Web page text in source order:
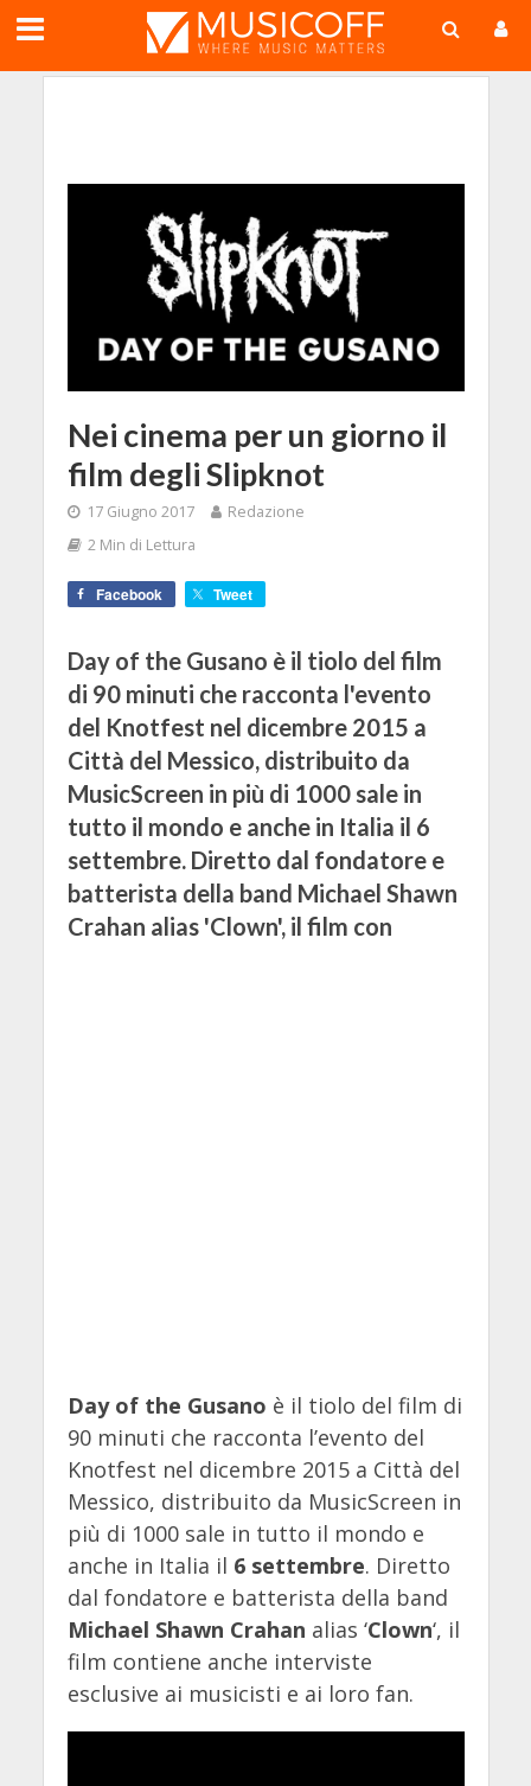
Nei cinema per un giorno il
film degli Slipknot
17 Giugno 2017
Redazione
2 Min di Lettura
Facebook Tweet
Day of the Gusano è il tiolo del film
di 90 minuti che racconta l'evento
del Knotfest nel dicembre 2015 a
Città del Messico, distribuito da
MusicScreen in più di 1000 sale in
tutto il mondo e anche in Italia il 6
settembre. Diretto dal fondatore e
batterista della band Michael Shawn
Crahan alias 'Clown', il film con
Day of the Gusano è il tiolo del film di
90 minuti che racconta l’evento del
Knotfest nel dicembre 2015 a Città del
Messico, distribuito da MusicScreen in
più di 1000 sale in tutto il mondo e
anche in Italia il 6 settembre. Diretto
dal fondatore e batterista della band
Michael Shawn Crahan alias ‘Clown‘, il
film contiene anche interviste
esclusive ai musicisti e ai loro fan.